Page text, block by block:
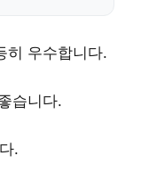
히 우수합니다.
습니다.
.